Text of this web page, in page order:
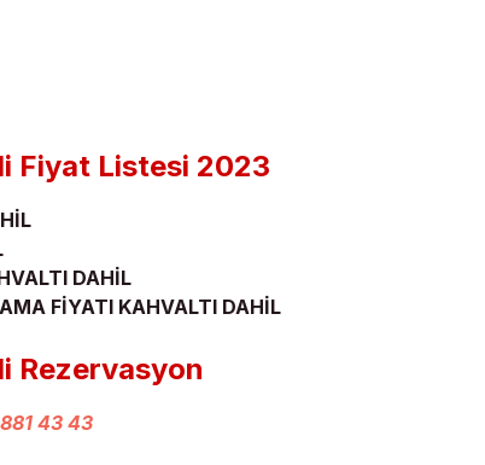
Fiyat Listesi 2023
DAHİL
FİYATI KAHVALTI DAHİL
Rezervasyon
43 43